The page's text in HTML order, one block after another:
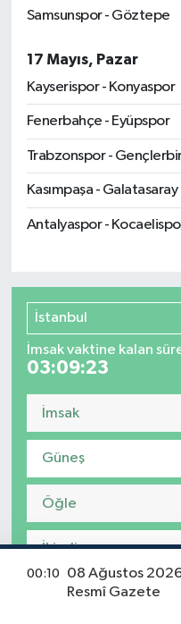
Samsunspor - Göztepe
17 Mayıs, Pazar
Kayserispor - Konyaspor
Fenerbahçe - Eyüpspor
Trabzonspor -
Kasımpaşa - Galatasaray
Antalyaspor -
İstanbul
İmsak vaktine kalan
03:09:22
İmsak
Güneş
Öğle
İkindi
Akşam
00:10
08 Ağustos 2026
Resmî Gazete